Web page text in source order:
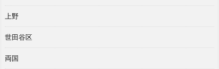
上野
世田谷区
両国